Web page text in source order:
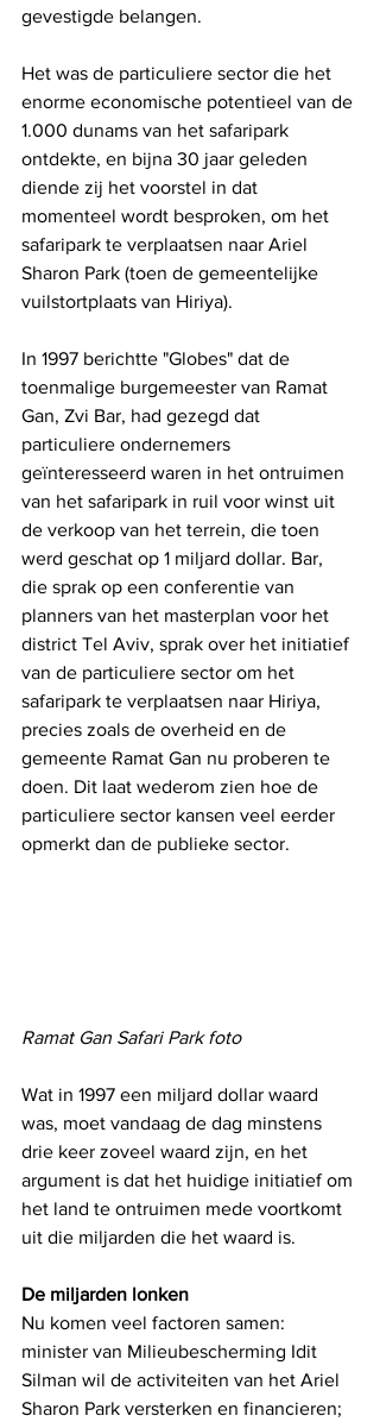
gevestigde belangen.
Het was de particuliere sector die het
enorme economische potentieel van de
1.000 dunams van het safaripark
ontdekte, en bijna 30 jaar geleden
diende zij het voorstel in dat
momenteel wordt besproken, om het
safaripark te verplaatsen naar Ariel
Sharon Park (toen de gemeentelijke
vuilstortplaats van Hiriya).
In 1997 berichtte "Globes" dat de
toenmalige burgemeester van Ramat
Gan, Zvi Bar, had gezegd dat
particuliere ondernemers
geïnteresseerd waren in het ontruimen
van het safaripark in ruil voor winst uit
de verkoop van het terrein, die toen
werd geschat op 1 miljard dollar. Bar,
die sprak op een conferentie van
planners van het masterplan voor het
district Tel Aviv, sprak over het initiatief
van de particuliere sector om het
safaripark te verplaatsen naar Hiriya,
precies zoals de overheid en de
gemeente Ramat Gan nu proberen te
doen. Dit laat wederom zien hoe de
particuliere sector kansen veel eerder
opmerkt dan de publieke sector.
Ramat Gan Safari Park foto
Wat in 1997 een miljard dollar waard
was, moet vandaag de dag minstens
drie keer zoveel waard zijn, en het
argument is dat het huidige initiatief om
het land te ontruimen mede voortkomt
uit die miljarden die het waard is.
De miljarden lonken
Nu komen veel factoren samen:
minister van Milieubescherming Idit
Silman wil de activiteiten van het Ariel
Sharon Park versterken en financieren;